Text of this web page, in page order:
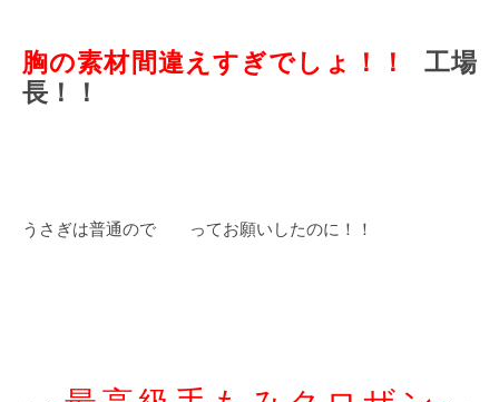
胸の素材間違えすぎでしょ！！
工場
長！！
うさぎは普通ので ってお願いしたのに！！